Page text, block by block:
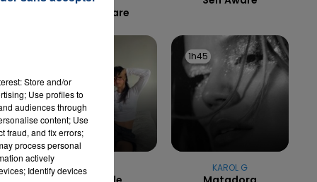
7h00 - 11h00
LA TEAM DE L'ÉTÉ
I Don't Care
1h45
1h45
KAROL G
Store and/or
Use profiles to
audiences through
content; Use
fraud, and fix errors;
process personal
actively
Identify devices